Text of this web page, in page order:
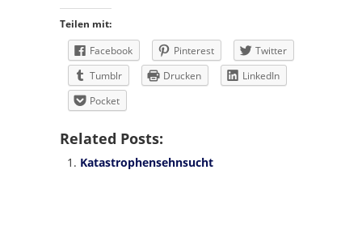
Teilen mit:
Facebook
Pinterest
Twitter
Tumblr
Drucken
LinkedIn
Pocket
Related Posts:
Katastrophensehnsucht